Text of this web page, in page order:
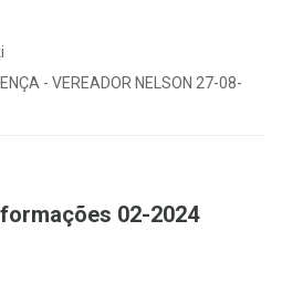
- VEREADOR NELSON 27-08-
02-2024